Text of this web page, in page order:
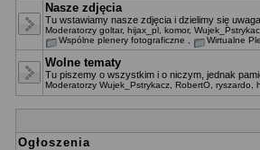
Nasze zdjęcia
Tu wstawiamy nasze zdjęcia i dzielimy się
Moderatorzy goltar, hijax_pl komor,
Wspólne plenery fotograficzne
Wirtualne
Wolne tematy
Tu piszemy o wszystkim i o niczym, jednak
Moderatorzy Wujek_Pstrykacz RobertO ryszardo
Ogłoszenia